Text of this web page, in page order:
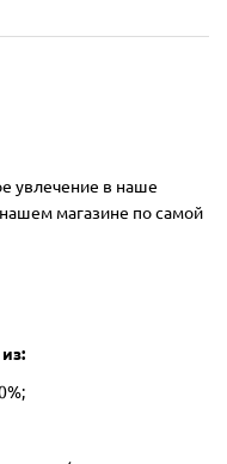
увлечение в наше
магазине по самой